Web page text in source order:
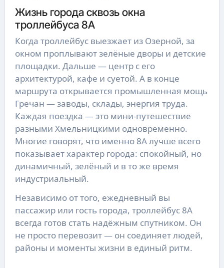
Жизнь города сквозь окна
троллейбуса 8А
Когда троллейбус выезжает из Озерной, за
окном проплывают зелёные дворы и детские
площадки. Дальше — центр с его
архитектурой, кафе и суетой. А в конце
маршрута открывается промышленная мощь
Гречан — заводы, склады, энергия труда.
Каждая поездка — это мини-путешествие
разными Хмельницкими одновременно.
Многие говорят, что именно 8А лучше всего
показывает характер города: спокойный, но
динамичный, зелёный и в то же время
индустриальный.
Независимо от того, ежедневный вы
пассажир или гость города, троллейбус 8А
всегда готов стать надёжным спутником. Он
не просто перевозит — он соединяет людей,
районы и моменты жизни в единый ритм.